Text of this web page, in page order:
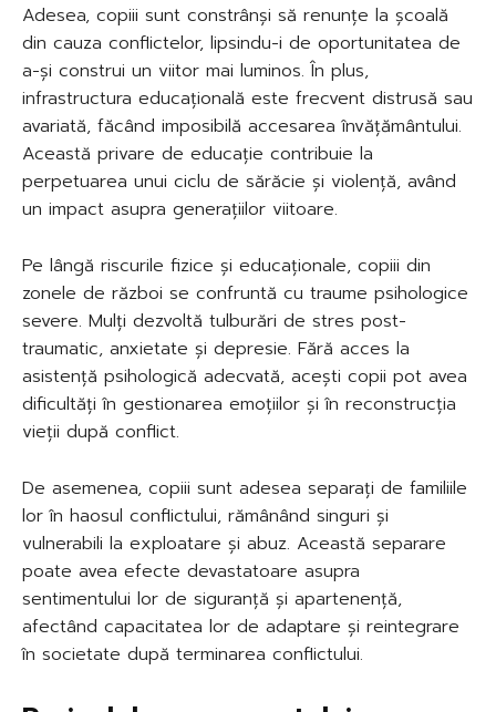
Adesea, copiii sunt constrânși să renunțe la școală
din cauza conflictelor, lipsindu-i de oportunitatea de
a-și construi un viitor mai luminos. În plus,
infrastructura educațională este frecvent distrusă sau
avariată, făcând imposibilă accesarea învățământului.
Această privare de educație contribuie la
perpetuarea unui ciclu de sărăcie și violență, având
un impact asupra generațiilor viitoare.
Pe lângă riscurile fizice și educaționale, copiii din
zonele de război se confruntă cu traume psihologice
severe. Mulți dezvoltă tulburări de stres post-
traumatic, anxietate și depresie. Fără acces la
asistență psihologică adecvată, acești copii pot avea
dificultăți în gestionarea emoțiilor și în reconstrucția
vieții după conflict.
De asemenea, copiii sunt adesea separați de familiile
lor în haosul conflictului, rămânând singuri și
vulnerabili la exploatare și abuz. Această separare
poate avea efecte devastatoare asupra
sentimentului lor de siguranță și apartenență,
afectând capacitatea lor de adaptare și reintegrare
în societate după terminarea conflictului.